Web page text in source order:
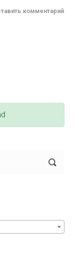
комментарий